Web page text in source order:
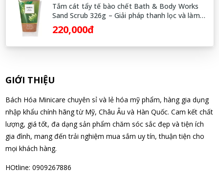
Võ Thị Thanh Tươi đã mua sản phẩm Men Vi Sinh BioGaia
Nhật Bản lọ 5ml cho trẻ Sơ Sinh
08/08/2026
Đặng Hòa Khánh Yên đã mua sản phẩm Men Vi Sinh BioGaia
Nhật Bản lọ 5ml cho trẻ Sơ Sinh
08/08/2026
Nguyễn Văn Cảnh đã mua sản phẩm Sữa Meiji số 0 Hohoemi
Milk (0-1 tuổi), hàng nội địa Nhật (hộp thiếc 800g)
08/08/2026
Tắm cát tẩy tế bào chết Bath & Body Works
Sand Scrub 326g – Giải pháp thanh lọc và làm
mịn da chuyên sâu từ Mỹ
220,000đ
GIỚI THIỆU
Bách Hóa Minicare chuyên sỉ và lẻ hóa mỹ phẩm, hàng gia dụng
nhập khẩu chính hãng từ Mỹ, Châu Âu và Hàn Quốc. Cam kết chất
lượng, giá tốt, đa dạng sản phẩm chăm sóc sắc đẹp và tiện ích
gia đình, mang đến trải nghiệm mua sắm uy tín, thuận tiện cho
mọi khách hàng.
HOtline: 0909267886